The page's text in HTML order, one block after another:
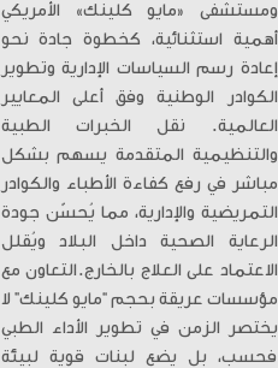
ومستشفى «مايو كلينك» الأمريكي
أهمية استثنائية، كخطوة جادة نحو
إعادة رسم السياسات الإدارية وتطوير
الكوادر الوطنية وفق أعلى المعايير
العالمية. ​ نقل الخبرات الطبية
والتنظيمية المتقدمة يسهم بشكل
مباشر في رفع كفاءة الأطباء والكوادر
التمريضية والإدارية، مما يُحسّن جودة
الرعاية الصحية داخل البلاد ويُقلل
الاعتماد على العلاج بالخارج. ​التعاون مع
مؤسسات عريقة بحجم “مايو كلينك” لا
يختصر الزمن في تطوير الأداء الطبي
فحسب، بل يضع لبنات قوية لبيئة